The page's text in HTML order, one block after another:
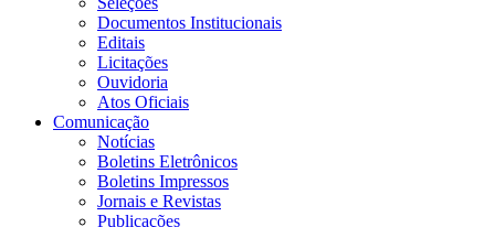
Documentos Institucionais
Editais
Licitações
Ouvidoria
Atos Oficiais
Comunicação
Notícias
Boletins Eletrônicos
Boletins Impressos
Jornais e Revistas
Publicações